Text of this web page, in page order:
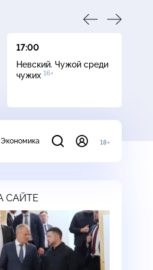
17:00
Невский. Чужой среди
чужих 16+
Экономика 18+
САЙТЕ